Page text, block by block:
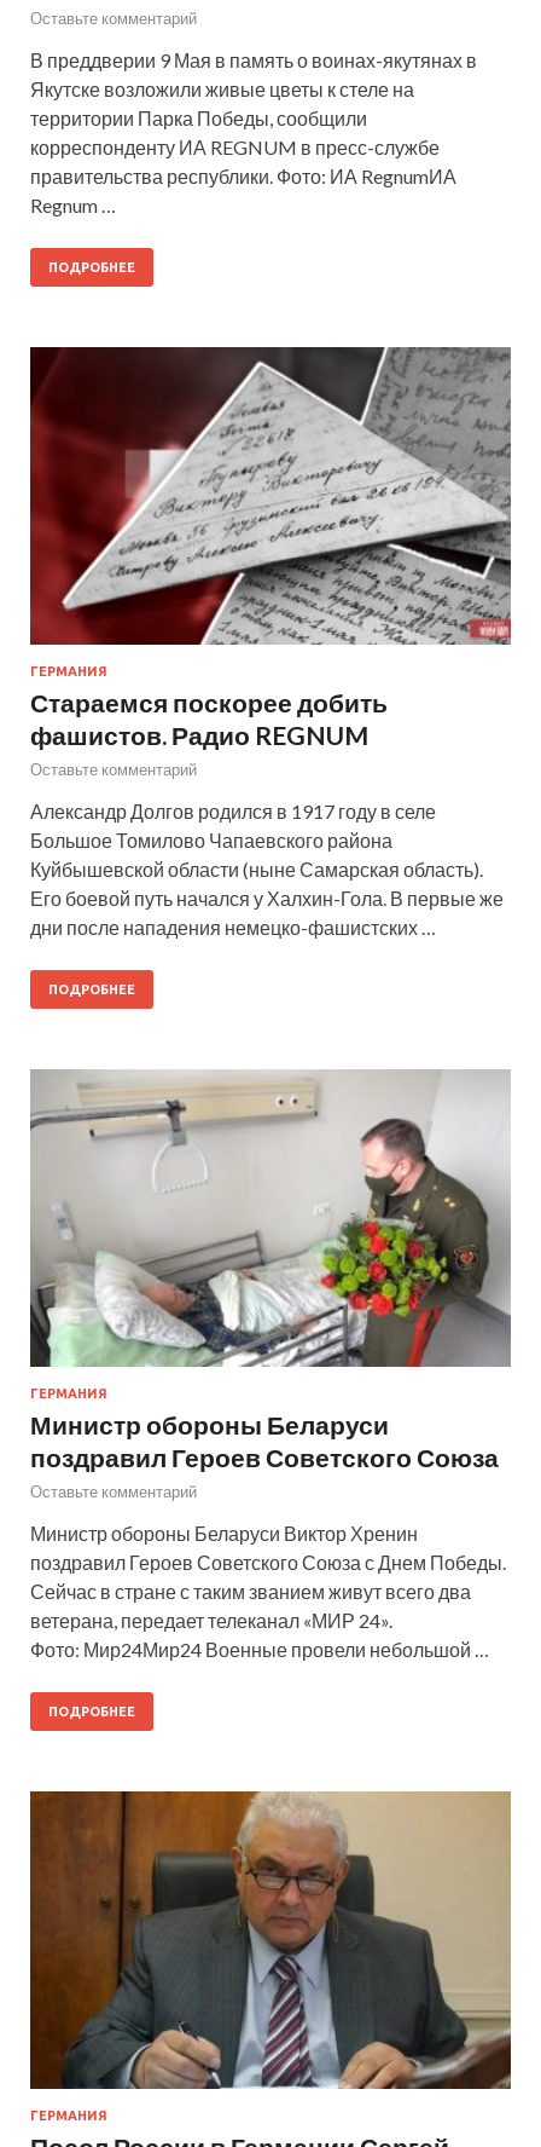
Оставьте комментарий
В преддверии 9 Мая в память о воинах-якутянах в
Якутске возложили живые цветы к стеле на
территории Парка Победы, сообщили
корреспонденту ИА REGNUM в пресс-службе
правительства республики. Фото: ИА RegnumИА
Regnum …
ПОДРОБНЕЕ
ГЕРМАНИЯ
Стараемся поскорее добить
фашистов. Радио REGNUM
Оставьте комментарий
Александр Долгов родился в 1917 году в селе
Большое Томилово Чапаевского района
Куйбышевской области (ныне Самарская область).
Его боевой путь начался у Халхин-Гола. В первые же
дни после нападения немецко-фашистских …
ПОДРОБНЕЕ
ГЕРМАНИЯ
Министр обороны Беларуси
поздравил Героев Советского Союза
Оставьте комментарий
Министр обороны Беларуси Виктор Хренин
поздравил Героев Советского Союза с Днем Победы.
Сейчас в стране с таким званием живут всего два
ветерана, передает телеканал «МИР 24».
Фото: Мир24Мир24 Военные провели небольшой …
ПОДРОБНЕЕ
ГЕРМАНИЯ